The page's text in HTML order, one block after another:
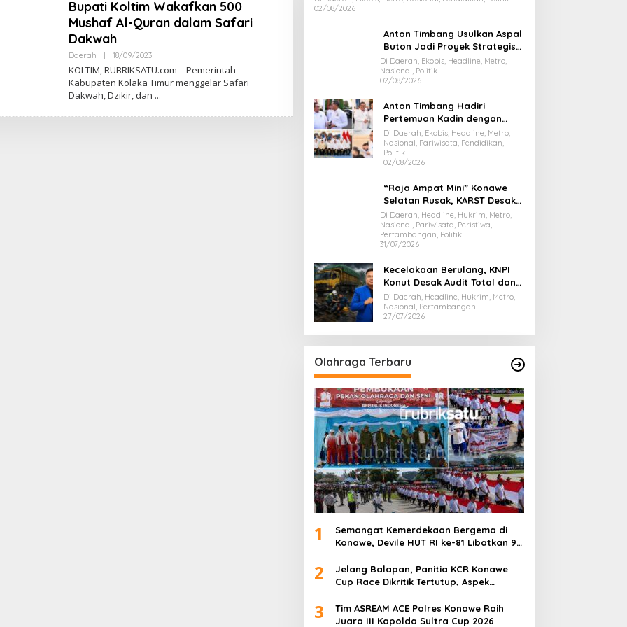
Bupati Koltim Wakafkan 500
Mushaf Al-Quran dalam Safari
Dakwah
Daerah | 18/09/2023O
E
H
R
KOLTIM, RUBRIKSATU.com – Pemerintah
Kabupaten Kolaka Timur menggelar Safari
Dakwah, Dzikir, dan
02/08/2026
Anton Timbang Usulkan Aspal
Buton Jadi Proyek Strategis
Nasional
Di Daerah, Ekobis, Headline, Metro,
Nasional, Politik
02/08/2026
Anton Timbang Hadiri
Pertemuan Kadin dengan
Presiden Prabowo, Bawa Misi
Majukan Ekonomi Sultra
Di Daerah, Ekobis, Headline, Metro,
Nasional, Pariwisata, Pendidikan,
Politik
02/08/2026
“Raja Ampat Mini” Konawe
Selatan Rusak, KARST Desak
Gubernur Evaluasi Total
Dispar Sultra
Di Daerah, Headline, Hukrim, Metro,
Nasional, Pariwisata, Peristiwa,
Pertambangan, Politik
31/07/2026
Kecelakaan Berulang, KNPI
Konut Desak Audit Total dan
Hentikan Hauling PT SPL
Di Daerah, Headline, Hukrim, Metro,
Nasional, Pertambangan
27/07/2026
Olahraga Terbaru
1
Semangat Kemerdekaan Bergema di
Konawe, Devile HUT RI ke-81 Libatkan 98
2
Jelang Balapan, Panitia KCR Konawe
Cup Race Dikritik Tertutup, Aspek
3
Tim ASREAM ACE Polres Konawe Raih
Juara III Kapolda Sultra Cup 2026